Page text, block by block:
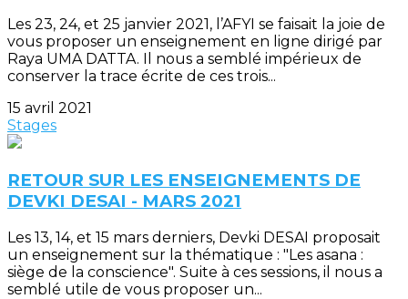
Les 23, 24, et 25 janvier 2021, l’AFYI se faisait la joie de
vous proposer un enseignement en ligne dirigé par
Raya UMA DATTA. Il nous a semblé impérieux de
conserver la trace écrite de ces trois...
15 avril 2021
Stages
RETOUR SUR LES ENSEIGNEMENTS DE
DEVKI DESAI - MARS 2021
Les 13, 14, et 15 mars derniers, Devki DESAI proposait
un enseignement sur la thématique : "Les asana :
siège de la conscience". Suite à ces sessions, il nous a
semblé utile de vous proposer un...